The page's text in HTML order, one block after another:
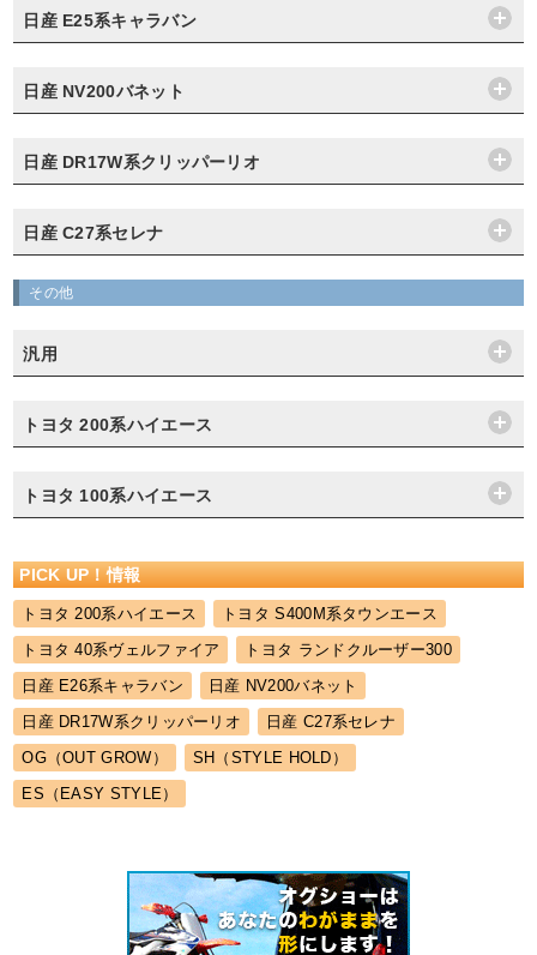
日産 E25系キャラバン
日産 NV200バネット
日産 DR17W系クリッパーリオ
日産 C27系セレナ
その他
汎用
トヨタ 200系ハイエース
トヨタ 100系ハイエース
PICK UP！情報
トヨタ 200系ハイエース
トヨタ S400M系タウンエース
トヨタ 40系ヴェルファイア
トヨタ ランドクルーザー300
日産 E26系キャラバン
日産 NV200バネット
日産 DR17W系クリッパーリオ
日産 C27系セレナ
OG（OUT GROW）
SH（STYLE HOLD）
ES（EASY STYLE）